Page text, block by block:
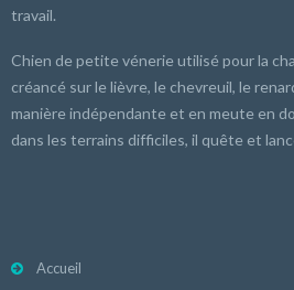
travail.
Chien de petite vénerie utilisé pour la
créancé sur le lièvre, le chevreuil, le
manière indépendante et en meute en
dans les terrains difficiles, il quête et
Accueil